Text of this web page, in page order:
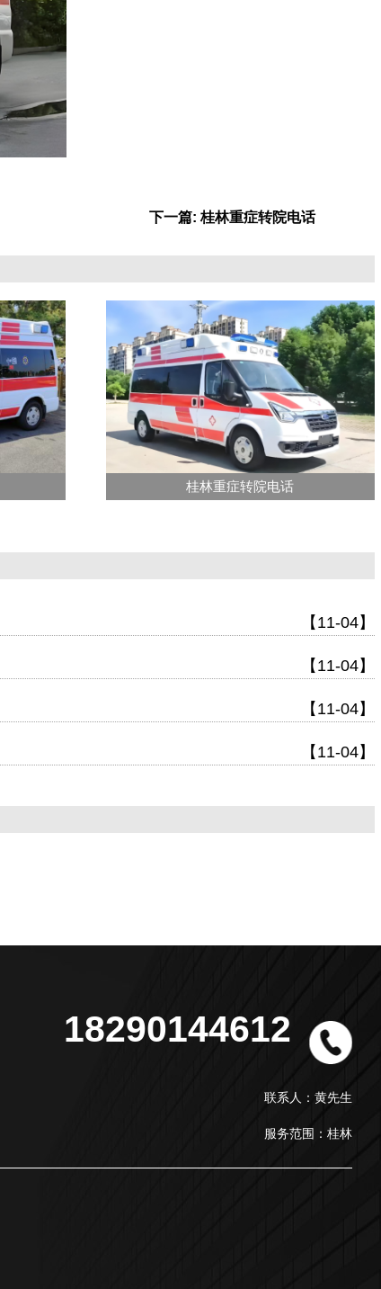
下一篇: 桂林重症转院电话
桂林重症转院电话
【11-04】
【11-04】
【11-04】
【11-04】
18290144612
联系人：黄先生
服务范围：桂林